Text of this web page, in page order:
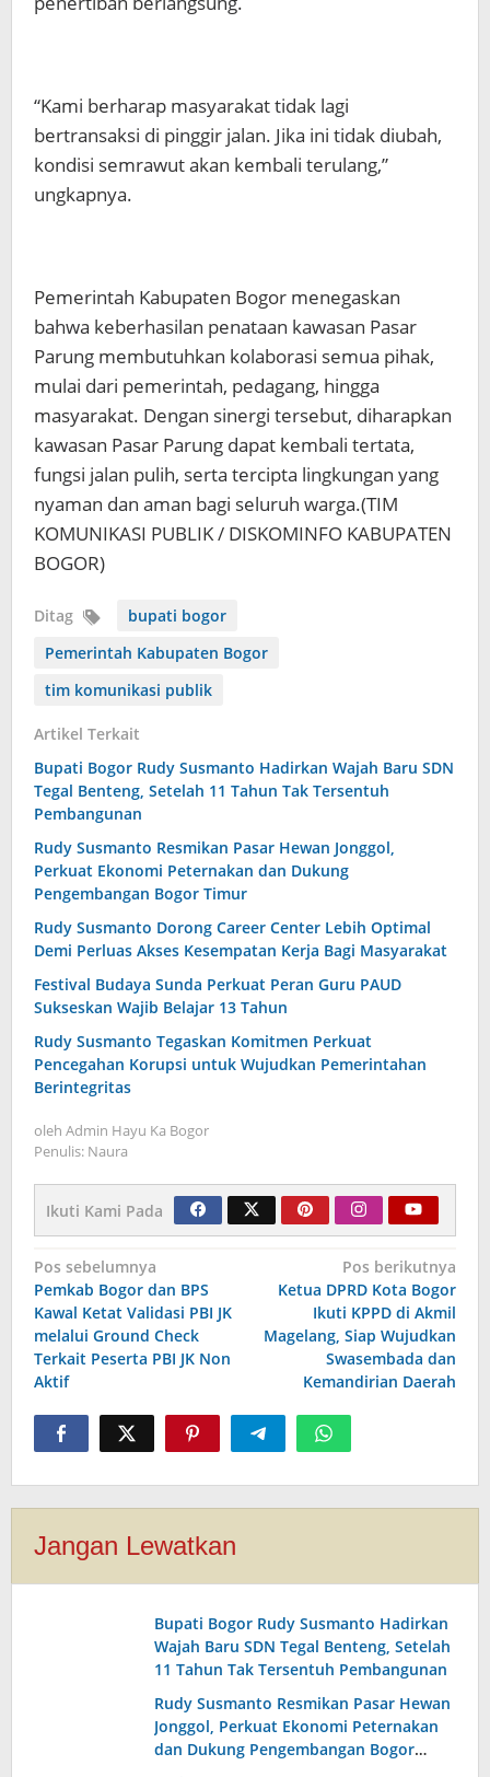
“Kami berharap masyarakat tidak lagi
bertransaksi di pinggir jalan. Jika ini tidak diubah,
kondisi semrawut akan kembali terulang,”
ungkapnya.
Pemerintah Kabupaten Bogor menegaskan
bahwa keberhasilan penataan kawasan Pasar
Parung membutuhkan kolaborasi semua pihak,
mulai dari pemerintah, pedagang, hingga
masyarakat. Dengan sinergi tersebut, diharapkan
kawasan Pasar Parung dapat kembali tertata,
fungsi jalan pulih, serta tercipta lingkungan yang
nyaman dan aman bagi seluruh warga.(TIM
KOMUNIKASI PUBLIK / DISKOMINFO KABUPATEN
BOGOR)
Ditag
bupati bogor
Pemerintah Kabupaten Bogor
tim komunikasi publik
Artikel Terkait
Bupati Bogor Rudy Susmanto Hadirkan Wajah Baru SDN
Tegal Benteng, Setelah 11 Tahun Tak Tersentuh
Pembangunan
Rudy Susmanto Resmikan Pasar Hewan Jonggol,
Perkuat Ekonomi Peternakan dan Dukung
Pengembangan Bogor Timur
Rudy Susmanto Dorong Career Center Lebih Optimal
Demi Perluas Akses Kesempatan Kerja Bagi Masyarakat
Festival Budaya Sunda Perkuat Peran Guru PAUD
Sukseskan Wajib Belajar 13 Tahun
Rudy Susmanto Tegaskan Komitmen Perkuat
Pencegahan Korupsi untuk Wujudkan Pemerintahan
Berintegritas
oleh Admin Hayu Ka Bogor
Penulis: Naura
Ikuti Kami Pada
Navigasi
pos
Pos sebelumnya
Pemkab Bogor dan BPS
Kawal Ketat Validasi PBI JK
melalui Ground Check
Terkait Peserta PBI JK Non
Aktif
Pos berikutnya
Ketua DPRD Kota Bogor
Ikuti KPPD di Akmil
Magelang, Siap Wujudkan
Swasembada dan
Kemandirian Daerah
Jangan Lewatkan
Bupati Bogor Rudy Susmanto Hadirkan
Wajah Baru SDN Tegal Benteng, Setelah
11 Tahun Tak Tersentuh Pembangunan
Rudy Susmanto Resmikan Pasar Hewan
Jonggol, Perkuat Ekonomi Peternakan
dan Dukung Pengembangan Bogor